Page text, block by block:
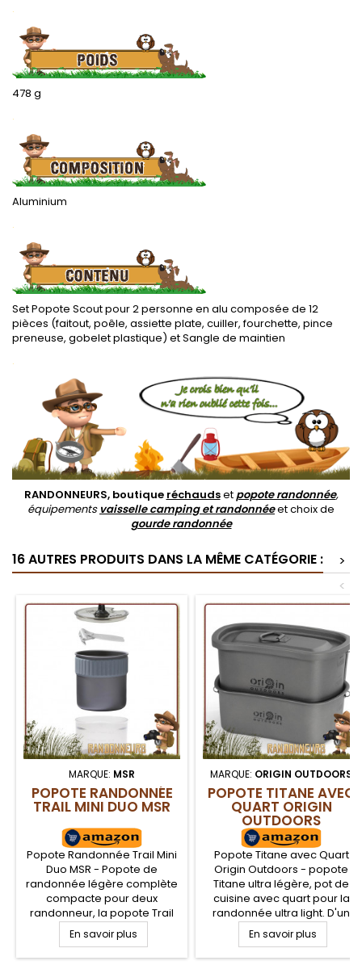
.
478 g
.
Aluminium
.
Set Popote Scout pour 2 personne en alu composée de 12
pièces (faitout, poêle, assiette plate, cuiller, fourchette, pince
preneuse, gobelet plastique) et Sangle de maintien
.
RANDONNEURS, boutique réchaudsetpopote randonnée,
équipements vaisselle camping et randonnéeet choix de
gourde randonnée
16 AUTRES PRODUITS DANS LA MÊME CATÉGORIE :
>
<
MARQUE: MSR
POPOTE RANDONNÉE
TRAIL MINI DUO MSR
Popote Randonnée Trail Mini
Duo MSR - Popote de
randonnée légère complète
compacte pour deux
randonneur, la popote Trail
Mini Duo MSR se compose
d'une casserole alu HA de
1.2L, d'un couvercle passoire,
En savoir plus
MARQUE: ORIGIN OUTDOORS
POPOTE TITANE AVEC
QUART ORIGIN
OUTDOORS
Popote Titane avec Quart
Origin Outdoors - popote
Titane ultra légère, pot de
cuisine avec quart pour la
randonnée ultra light. D'un
volume de 75 + 40 cl, et
seulement 232 g, cette
popote en titane est idéale
En savoir plus